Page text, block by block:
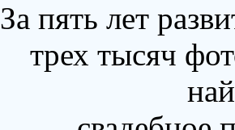
За пять лет
трех тысяч